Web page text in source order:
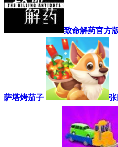
致命解药官方
萨塔烤茄子